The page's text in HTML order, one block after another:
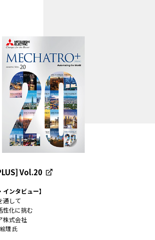
Vol.20
インタビュー】
通して
性化に挑む
株式会社
理 氏